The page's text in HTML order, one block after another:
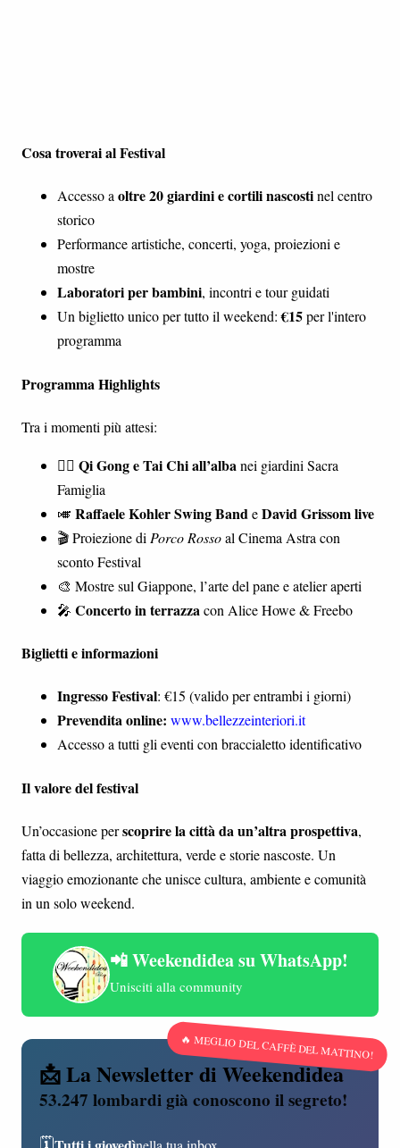
Cosa troverai al Festival
Accesso aoltre 20 giardini e cortili nascostinel centro
storico
Performance artistiche, concerti, yoga, proiezioni e
mostre
Laboratori per bambini, incontri e tour guidati
Un biglietto unico per tutto il weekend:€15per l'intero
programma
Programma Highlights
Tra i momenti più attesi:
🧘‍♀️ Qi Gong e Tai Chi all’albanei giardini Sacra
Famiglia
🎺 Raffaele Kohler Swing BandeDavid Grissom live
🎬 Proiezione di Porco Rossoal Cinema Astra con
sconto Festival
🎨 Mostre sul Giappone, l’arte del pane e atelier aperti
🎤 Concerto in terrazzacon Alice Howe & Freebo
Biglietti e informazioni
Ingresso Festival: €15 (valido per entrambi i giorni)
Prevendita online: www.bellezzeinteriori.it
Accesso a tutti gli eventi con braccialetto identificativo
Il valore del festival
Un’occasione perscoprire la città da un’altra prospettiva,
fatta di bellezza, architettura, verde e storie nascoste. Un
viaggio emozionante che unisce cultura, ambiente e comunità
in un solo weekend.
📲 Weekendidea su WhatsApp!
Unisciti alla community
🔥 MEGLIO DEL CAFFÈ DEL MATTINO!
📩 La Newsletter di Weekendidea
53.247 lombardi già conoscono il segreto!